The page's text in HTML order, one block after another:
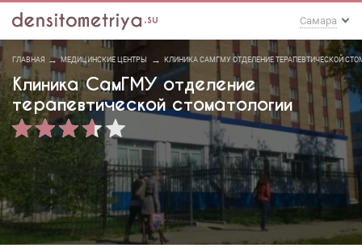
Самара
ГЛАВНАЯ МЕДИЦИНСКИЕ ЦЕНТРЫ КЛИНИКА САМГМУ ОТДЕЛЕНИЕ ТЕРАПЕВТИЧЕСКОЙ
Клиника СамГМУ отделение
терапевтической стоматологии